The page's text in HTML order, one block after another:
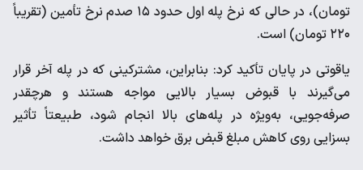
تومان)، در حالی که نرخ پله اول حدود ۱۵ صدم نرخ تأمین (تقریباً
۲۲۰ تومان) است.
یاقوتی در پایان تأکید کرد: بنابراین، مشترکینی که در پله آخر قرار
می‌گیرند با قبوض بسیار بالایی مواجه هستند و هرچقدر
صرفه‌جویی، به‌ویژه در پله‌های بالا انجام شود، طبیعتاً تأثیر
بسزایی روی کاهش مبلغ قبض برق خواهد داشت.